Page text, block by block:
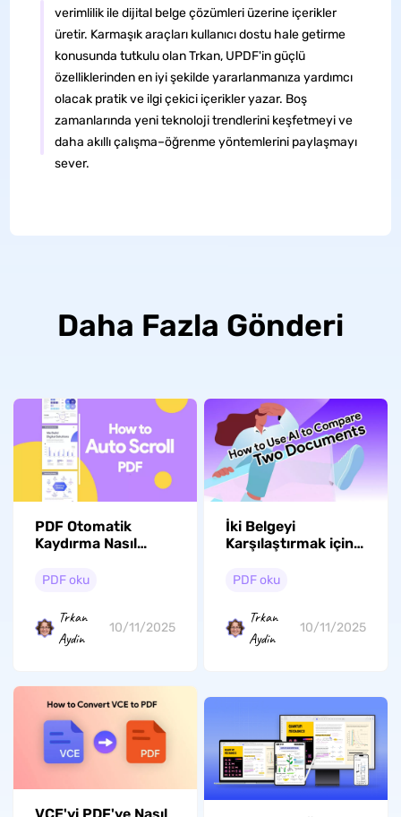
verimlilik ile dijital belge çözümleri üzerine içerikler
üretir. Karmaşık araçları kullanıcı dostu hale getirme
konusunda tutkulu olan Trkan, UPDF'in güçlü
özelliklerinden en iyi şekilde yararlanmanıza yardımcı
olacak pratik ve ilgi çekici içerikler yazar. Boş
zamanlarında yeni teknoloji trendlerini keşfetmeyi ve
daha akıllı çalışma–öğrenme yöntemlerini paylaşmayı
sever.
Daha Fazla Gönderi
PDF Otomatik
Kaydırma Nasıl
PDF oku
Trkan
Aydin
10/11/2025
İki Belgeyi
Karşılaştırmak için
Kullanılır? (Resimli
PDF oku
Trkan
Aydin
10/11/2025
VCE'yi PDF'ye Nasıl